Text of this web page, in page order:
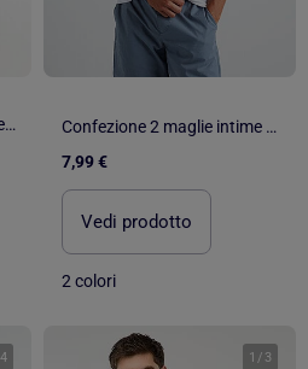
Set di canottiere in maglia jersey - 2 pezzi
Confezione 2 maglie intime senza maniche, MO Fashion
7,99 €
Vedi prodotto
2 colori
4 1 / 3